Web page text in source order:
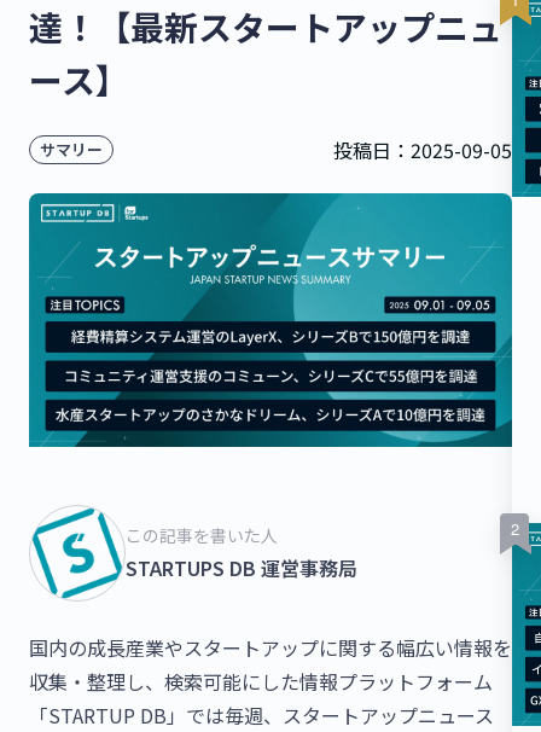
達！【最新スタートアップニュ
ース】
サマリー 投稿日： 2025-09-05
この記事を書いた人
STARTUPS DB 運営事務局
国内の成長産業やスタートアップに関する幅広い情報を
収集・整理し、検索可能にした情報プラットフォーム
「STARTUP DB」では毎週、スタートアップニュース